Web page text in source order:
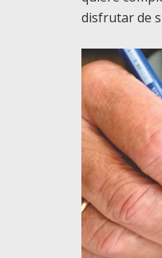
disfrutar de